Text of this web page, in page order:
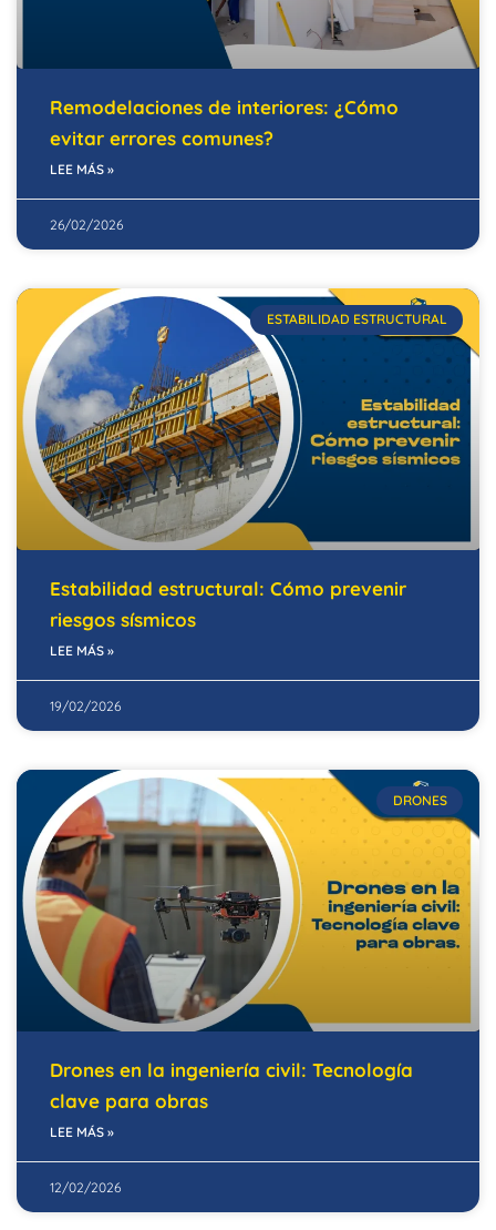
Remodelaciones de interiores: ¿Cómo
evitar errores comunes?
LEE MÁS »
26/02/2026
ESTABILIDAD ESTRUCTURAL
Estabilidad estructural: Cómo prevenir
riesgos sísmicos
LEE MÁS »
19/02/2026
DRONES
Drones en la ingeniería civil: Tecnología
clave para obras
LEE MÁS »
12/02/2026